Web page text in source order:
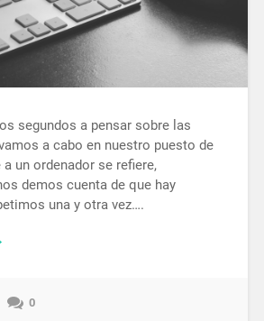
segundos a pensar sobre las
a cabo en nuestro puesto de
un ordenador se refiere,
demos cuenta de que hay
una y otra vez….
0